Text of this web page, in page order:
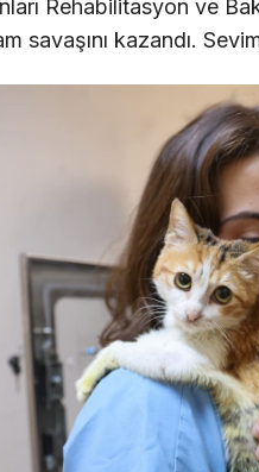
Rehabilitasyon ve
savaşını kazandı.